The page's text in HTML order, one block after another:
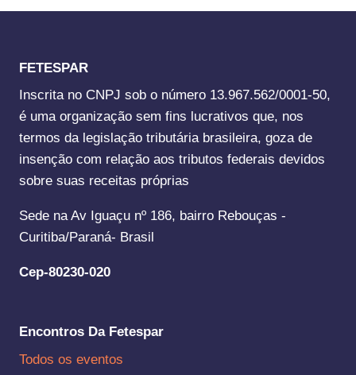
FETESPAR
Inscrita no CNPJ sob o número 13.967.562/0001-50,
é uma organização sem fins lucrativos que, nos
termos da legislação tributária brasileira, goza de
insenção com relação aos tributos federais devidos
sobre suas receitas próprias
Sede na Av Iguaçu nº 186, bairro Rebouças -
Curitiba/Paraná- Brasil
Cep-80230-020
Encontros Da Fetespar
Todos os eventos